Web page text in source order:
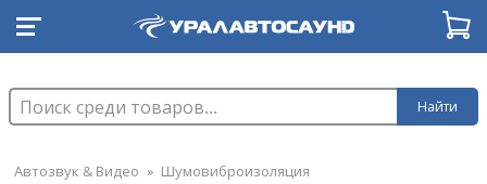
Найти
Автозвук & Видео » Шумовиброизоляция